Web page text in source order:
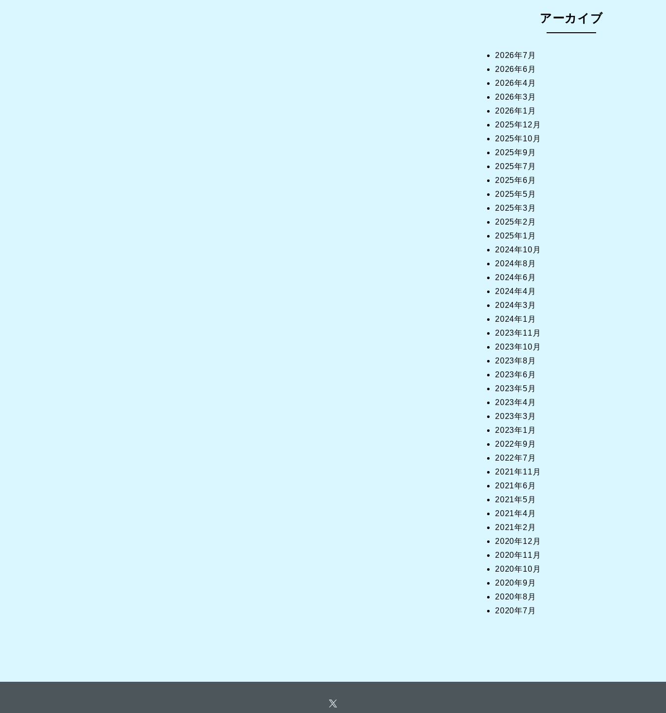
アーカイブ
2026年7月
2026年6月
2026年4月
2026年3月
2026年1月
2025年12月
2025年10月
2025年9月
2025年7月
2025年6月
2025年5月
2025年3月
2025年2月
2025年1月
2024年10月
2024年8月
2024年6月
2024年4月
2024年3月
2024年1月
2023年11月
2023年10月
2023年8月
2023年6月
2023年5月
2023年4月
2023年3月
2023年1月
2022年9月
2022年7月
2021年11月
2021年6月
2021年5月
2021年4月
2021年2月
2020年12月
2020年11月
2020年10月
2020年9月
2020年8月
2020年7月